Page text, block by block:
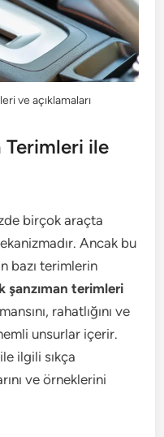
ve açıklamaları
Terimleri ile
birçok araçta
Ancak bu
bazı terimlerin
şanzıman terimleri
rahatlığını ve
unsurlar içerir.
ilgili sıkça
ve örneklerini